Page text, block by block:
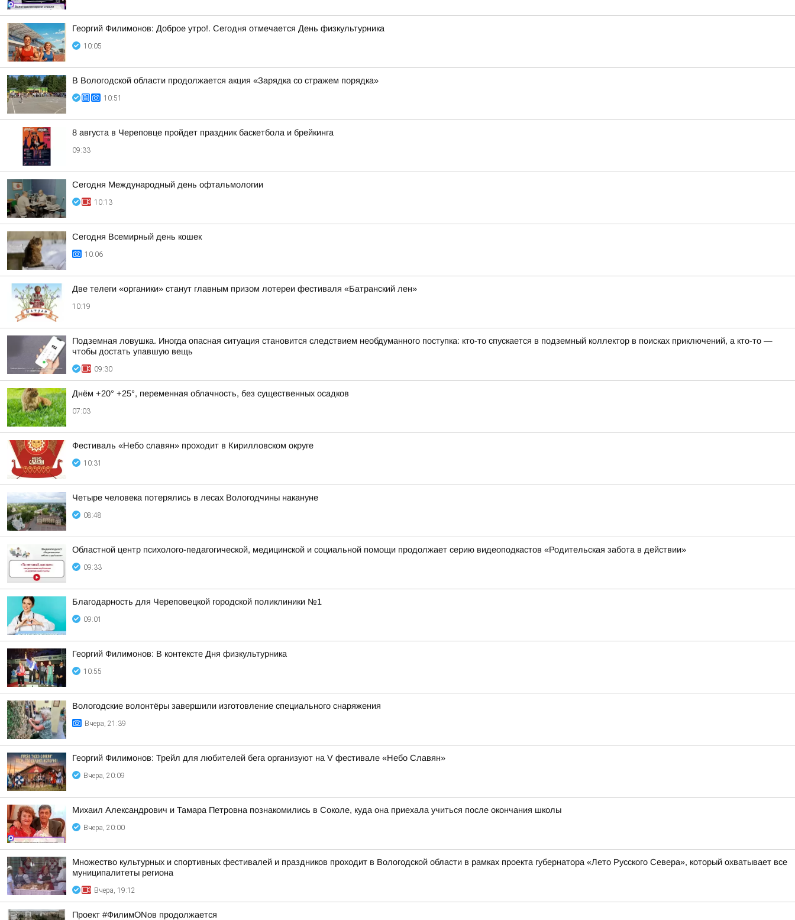
Георгий Филимонов: Доброе утро!. Сегодня отмечается День физкультурника
10:05
В Вологодской области продолжается акция «Зарядка со стражем порядка»
10:51
8 августа в Череповце пройдет праздник баскетбола и брейкинга
09:33
Сегодня Международный день офтальмологии
10:13
Сегодня Всемирный день кошек
10:06
Две телеги «органики» станут главным призом лотереи фестиваля «Батранский лен»
10:19
Подземная ловушка. Иногда опасная ситуация становится следствием необдуманного поступка: кто-то спускается в подземный коллектор в поисках приключений, а кто-то —
чтобы достать упавшую вещь
09:30
Днём +20° +25°, переменная облачность, без существенных осадков
07:03
Фестиваль «Небо славян» проходит в Кирилловском округе
10:31
Четыре человека потерялись в лесах Вологодчины накануне
08:48
Областной центр психолого-педагогической, медицинской и социальной помощи продолжает серию видеоподкастов «Родительская забота в действии»
09:33
Благодарность для Череповецкой городской поликлиники №1
09:01
Георгий Филимонов: В контексте Дня физкультурника
10:55
Вологодские волонтёры завершили изготовление специального снаряжения
Вчера, 21:39
Георгий Филимонов: Трейл для любителей бега организуют на V фестивале «Небо Славян»
Вчера, 20:09
Михаил Александрович и Тамара Петровна познакомились в Соколе, куда она приехала учиться после окончания школы
Вчера, 20:00
Множество культурных и спортивных фестивалей и праздников проходит в Вологодской области в рамках проекта губернатора «Лето Русского Севера», который охватывает все
муниципалитеты региона
Вчера, 19:12
Проект #ФилимONов продолжается